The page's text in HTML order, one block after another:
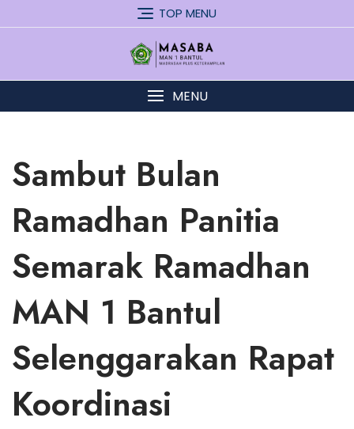
to
TOP MENU
MENU
Sambut Bulan
Ramadhan Panitia
Semarak Ramadhan
MAN 1 Bantul
Selenggarakan Rapat
Koordinasi